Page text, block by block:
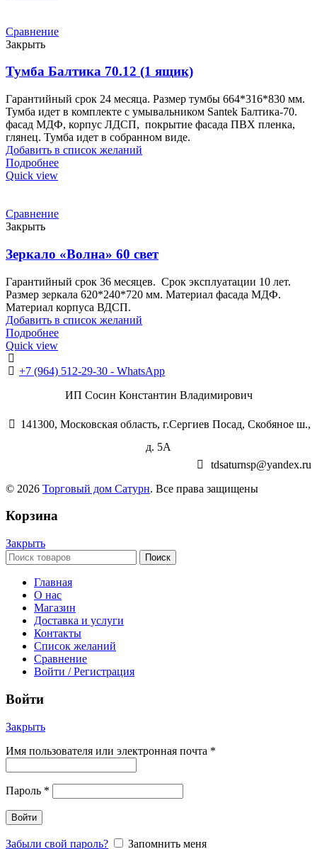
Сравнение
Закрыть
Тумба Балтика 70.12 (1 ящик)
Гарантийный срок 24 месяца. Размер тумбы 664*316*830 мм.
Тумба идет в комплекте с умывальником Santek Балтика-70.
фасад МДФ, корпус ЛДСП, покрытие фасада ПВХ пленка,
глянец. Тумба идет в собранном виде.
Добавить в список желаний
Подробнее
Quick view
Сравнение
Закрыть
Зеркало «Волна» 60 свет
Гарантийный срок 36 месяцев. Срок эксплуатации 10 лет.
Размер зеркала 620*240*720 мм. Материал фасада МДФ.
Материал корпуса ВДСП.
Добавить в список желаний
Подробнее
Quick view
+7 (964) 512-29-30 - WhatsApp
ИП Сосин Константин Владимирович
141300, Московская область, г.Сергиев Посад, Скобяное ш.,
д. 5А
tdsaturnsp@yandex.ru
© 2026 Торговый дом Сатурн. Все права защищены
Корзина
Закрыть
Поиск
Главная
О нас
Магазин
Доставка и услуги
Контакты
Список желаний
Сравнение
Войти / Регистрация
Войти
Закрыть
Имя пользователя или электронная почта *
Пароль *
Войти
Забыли свой пароль? Запомнить меня